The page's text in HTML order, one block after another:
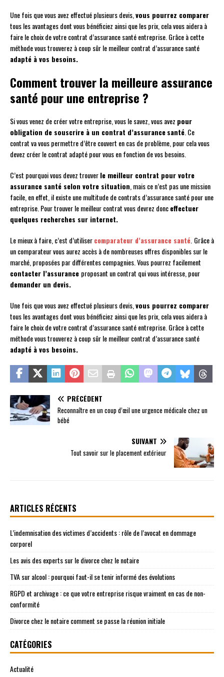
Une fois que vous avez effectué plusieurs devis, vous pourrez comparer
tous les avantages dont vous bénéficiez ainsi que les prix, cela vous aidera à
faire le choix de votre contrat d’assurance santé entreprise. Grâce à cette
méthode vous trouverez à coup sûr le meilleur contrat d’assurance santé
adapté à vos besoins.
Comment trouver la meilleure assurance
santé pour une entreprise ?
Si vous venez de créer votre entreprise, vous le savez, vous avez pour
obligation de souscrire à un contrat d’assurancesanté . Ce
contrat va vous permettre d’être couvert en cas de problème, pour cela vous
devez créer le contrat adapté pour vous en fonction de vos besoins.
C’est pourquoi vous devez trouverle meilleur contrat pour votre
assurance santé selon votre situation , mais ce n’est pas une mission
facile, en effet, il existe une multitude de contrats d’assurance santé pour une
entreprise. Pour trouver le meilleur contrat vous devrez donceffectuer
quelques recherches sur internet.
Le mieux à faire, c’est d’utilisercomparateur d’assurance santé Grâce à
un comparateur vous aurez accès à de nombreuses offres disponibles sur le
marché, proposées par différentes compagnies. Vous pourrez facilement
contacter l’assurance proposant un contrat qui vous intéresse, pour
demander un devis.
Une fois que vous avez effectué plusieurs devis, vous pourrez comparer
tous les avantages dont vous bénéficiez ainsi que les prix, cela vous aidera à
faire le choix de votre contrat d’assurance santé entreprise. Grâce à cette
méthode vous trouverez à coup sûr le meilleur contrat d’assurance santé
adapté à vos besoins.
PRÉCÉDENT
Reconnaître en un coup d’œil une urgence médicale chez un
bébé
SUIVANT
Tout savoir sur le placement extérieur
ARTICLES RÉCENTS
L’indemnisation des victimes d’accidents : rôle de l’avocat en dommage
corporel
Les avis des experts sur le divorce chez le notaire
TVA sur alcool : pourquoi faut-il se tenir informé des évolutions
RGPD et archivage : ce que votre entreprise risque vraiment en cas de non-
conformité
Divorce chez le notaire comment se passe la réunion initiale
CATÉGORIES
Actualité